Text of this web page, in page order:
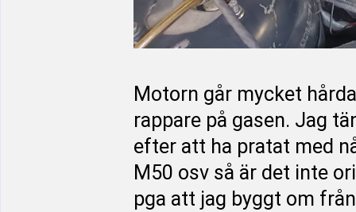
Motorn går mycket
rappare på gasen. Jag
efter att ha pratat med
M50 osv så är det inte
pga att jag byggt om